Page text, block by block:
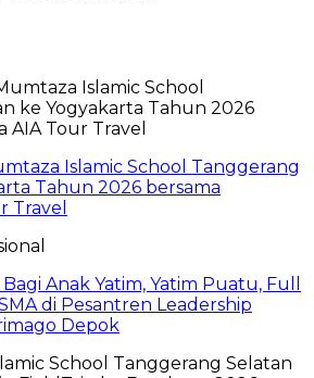
Islamic School Tanggerang
Tahun 2026 bersama
Travel
Anak Yatim, Yatim Puatu, Full
di Pesantren Leadership
Depok